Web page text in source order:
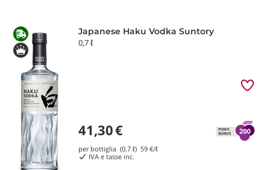
Japanese Haku Vodka Suntory
0,7 ℓ
41,30€
per bottiglia (0,7 ℓ) 59 €/ℓ
IVA e tasse inc.